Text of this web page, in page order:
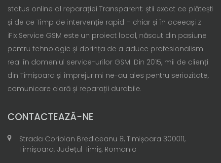
status online al reparației Transparent: știi exact ce plătești
și de ce Timp de intervenție rapid – chiar și în aceeași zi
iFix Service GSM este un proiect local, născut din pasiune
pentru tehnologie și dorința de a aduce profesionalism
real în domeniul service-urilor GSM. Din 2015, mii de clienți
din Timișoara și împrejurimi ne-au ales pentru seriozitate,
comunicare clară și reparații durabile.
CONTACTEAZĂ-NE
Strada Coriolan Brediceanu 8, Timișoara 300011,
Timișoara, Județul Timiș, Romania